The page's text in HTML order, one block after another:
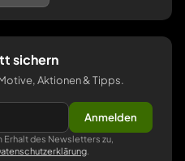
sichern
Aktionen & Tipps.
Anmelden
des Newsletters zu,